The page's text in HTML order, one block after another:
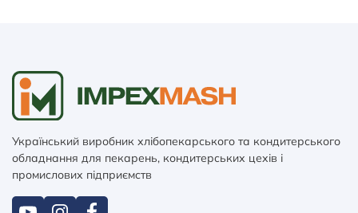
Український виробник хлібопекарського та кондитерського
обладнання для пекарень, кондитерських цехів і
промислових підприємств